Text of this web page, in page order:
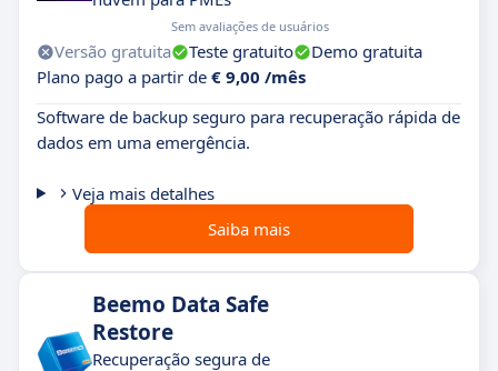
Sem avaliações de usuários
Versão gratuita Teste gratuito
Demo gratuita
Plano pago a partir de € 9,00 /mês
Software de backup seguro para recuperação rápida de
dados em uma emergência.
Veja mais detalhes
Saiba mais
Beemo Data Safe
Restore
Recuperação segura de